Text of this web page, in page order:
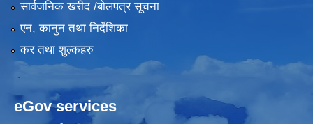
सार्वजनिक खरीद /बोलपत्र सूचना
एन, कानुन तथा निर्देशिका
कर तथा शुल्कहरु
eGov services